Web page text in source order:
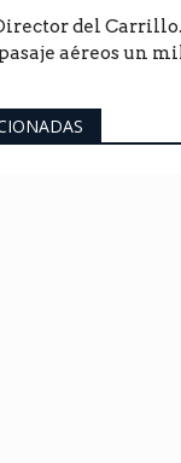
del
aéreos un